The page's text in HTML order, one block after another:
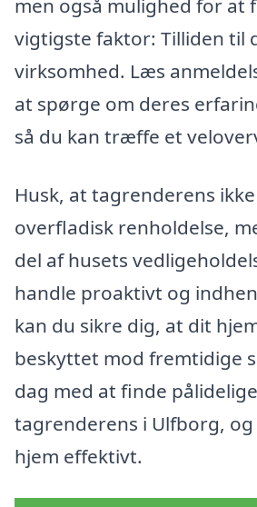
men også mulighed for at
vigtigste faktor: Tilliden til
virksomhed. Læs
at spørge om deres
så du kan træffe et
Husk, at tagrenderens
overfladisk renholdelse,
del af husets
handle proaktivt og
kan du sikre dig, at dit
beskyttet mod fremtidige
dag med at finde
tagrenderens i Ulfborg,
hjem effektivt.